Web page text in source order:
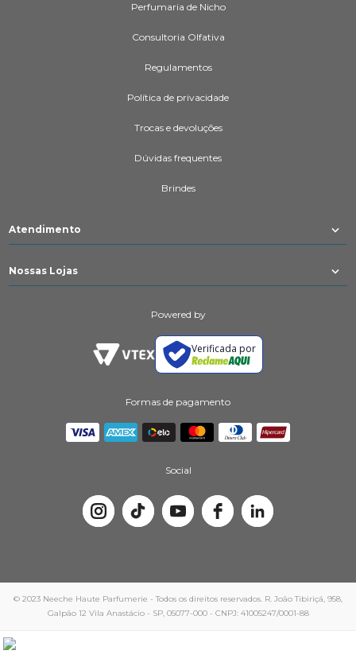
Perfumaria de Nicho
Consultoria Olfativa
Regulamentos
Política de privacidade
Trocas e devoluções
Dúvidas frequentes
Brindes
Atendimento
Nossas Lojas
Powered by
Verificada por
Formas de pagamento
Social
© 2023 Neeche Haute Parfumerie - Todos os direitos reservados. R. João Tibiriçá, 958,
Galpão 12 Vila Anastácio - SP, 05077-000 - CNPJ: 41005247/0001-88